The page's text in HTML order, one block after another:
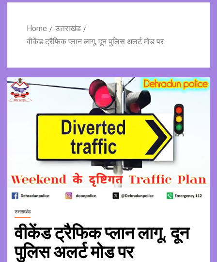
Home
उत्तराखंड
वीकेंड ट्रैफिक प्लान लागू, दून पुलिस अलर्ट मोड पर
उत्तराखंड
वीकेंड ट्रैफिक प्लान लागू, दून
पुलिस अलर्ट मोड पर